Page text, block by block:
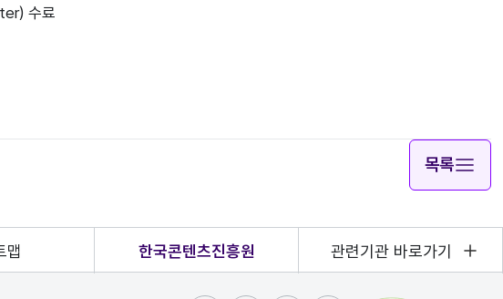
수료
목록
맵 한국콘텐츠진흥원 관련기관 바로가기